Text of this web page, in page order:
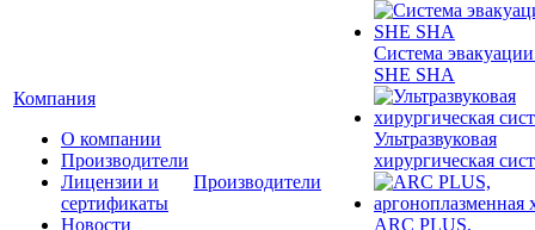
Компания
О компании
Производители
Лицензии и
сертификаты
Новости
Производители
Система
SHE SHA
Ультразвуковая
хирургическая
ARC PLUS,